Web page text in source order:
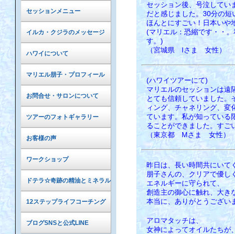
セッション後、号泣してい
だと感じました。30分の短
ほんとにすごい！日本いや
(マリエル：恐縮です・・
す。)
（宮城県 Iさま 女性）
(ハワイツアーにて)
マリエルのセッションは遠
とても信頼していました。
ィング、チャネリング、
ています。私が知っている
ることができました。すご
（東京都 Mさま 女性）
昨日は、長い時間共にいて
朋子さんの、クリアで優し
エネルギーに守られて、
創造主の御心に触れ、大き
本当に、ありがとうござい
アロマタッチは、
女神によってオイルたちが
セッションメニュー
イルカ・クジラのメッセージ
ハワイについて
マリエル朋子・プロフィール
お問合せ・サロンについて
ツアーのフォトギャラリー
お客様の声
ワークショップ
ドテラ☆奇跡の精油とミネラル
12ステップライフコーチング
ブログSNSと公式LINE